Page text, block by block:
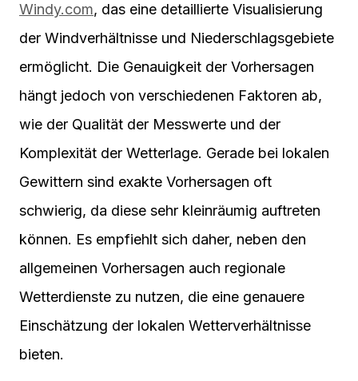
Windy.com, das eine detaillierte Visualisierung
der Windverhältnisse und Niederschlagsgebiete
ermöglicht. Die Genauigkeit der Vorhersagen
hängt jedoch von verschiedenen Faktoren ab,
wie der Qualität der Messwerte und der
Komplexität der Wetterlage. Gerade bei lokalen
Gewittern sind exakte Vorhersagen oft
schwierig, da diese sehr kleinräumig auftreten
können. Es empfiehlt sich daher, neben den
allgemeinen Vorhersagen auch regionale
Wetterdienste zu nutzen, die eine genauere
Einschätzung der lokalen Wetterverhältnisse
bieten.